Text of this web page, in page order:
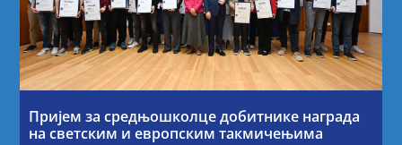
Пријем за средњошколце добитнике награда
на светским и европским такмичењима